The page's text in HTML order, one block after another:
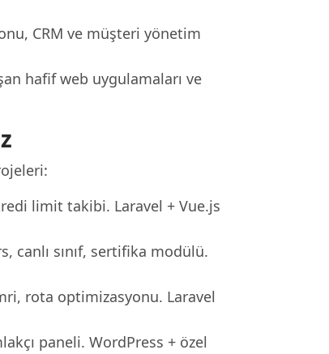
CRM ve müşteri yönetim
hafif web uygulamaları ve
limit takibi. Laravel + Vue.js
canlı sınıf, sertifika modülü.
rota optimizasyonu. Laravel
paneli. WordPress + özel